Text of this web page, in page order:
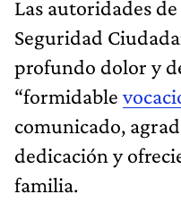
Las autoridades
Seguridad
profundo dolor y
“formidable
comunicado,
dedicación y
familia.